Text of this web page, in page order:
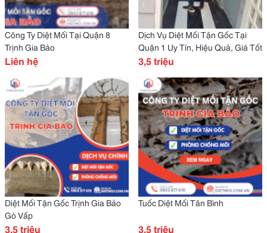
Công Ty Diệt Mối Tại Quận 8
Trịnh Gia Bảo
Liên hệ
Dịch Vụ Diệt Mối Tận Gốc Tại
Quận 1 Uy Tín, Hiệu Quả, Giá Tốt
3,5 triệu
Diệt Mối Tận Gốc Trịnh Gia Bảo
Gò Vấp
3,5 triệu
Tuốc Diệt Mối Tân Bình
3,5 triệu